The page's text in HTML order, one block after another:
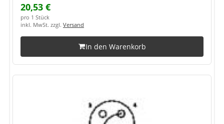
20,53 €
pro 1 Stück
inkl. MwSt. zzgl. Versand
In den Warenkorb